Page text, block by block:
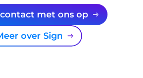
contact met ons op
Meer over Sign